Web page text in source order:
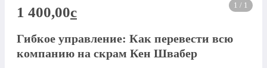
1 / 1
1 400,00c
Гибкое управление: Как перевести всю
компанию на скрам Кен Швабер